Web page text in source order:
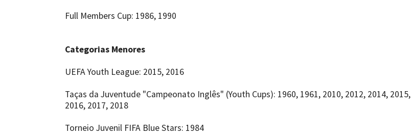
Full Members Cup: 1986, 1990
Categorias Menores
UEFA Youth League: 2015, 2016
Taças da Juventude "Campeonato Inglês" (Youth Cups): 1960, 1961, 2010, 2012, 2014, 2015,
2016, 2017, 2018
Torneio Juvenil FIFA Blue Stars: 1984